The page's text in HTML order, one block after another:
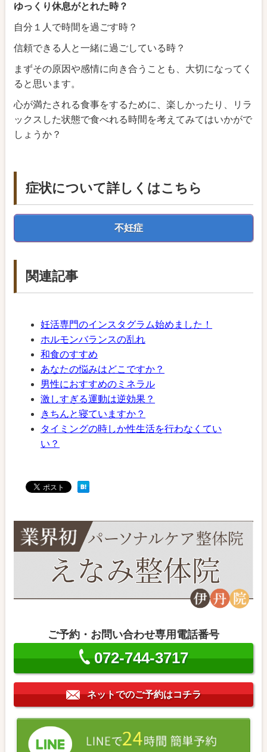
ゆっくり休息がとれた時？
自分１人で時間を過ごす時？
信頼できる人と一緒に過ごしている時？
まずその原因や感情に向き合うことも、大切になってく
ると思います。
心が満たされる食事をするために、楽しかったり、リラ
ックスした状態で食べれる時間を考えてみてはいかがで
しょうか？
症状について詳しくはこちら
不妊症
関連記事
妊活専門のインスタグラム始めました！
ホルモンバランスの乱れ
和食のすすめ
あなたの悩みはどこですか？
男性におすすめのミネラル
激しすぎる運動は逆効果？
きちんと寝ていますか？
タイミングの時しか性生活を行わなくてい
い？
腸内環境を整えていきましょう！
病院に行っても異常なし…
手軽で簡単？食育のすすめ
【妊活】私の体験談
妊活に良い食べ物ってあるのですか？
AMHが低いから妊娠は無理だ…と感じていま
【不育症】流産を繰り返してしまう人へ
体外受精が決まっているけれど整体は受けた
方がいいのですか？
【不妊とストレス】ストレスを感じていませ
んか？
クロミットとは？
なかなか着床に至らない…という場合
月経にトラブルがないかチェックしてみてく
ご予約・お問い合わせ専用電話番号
072-744-3717
ネットでのご予約はコチラ